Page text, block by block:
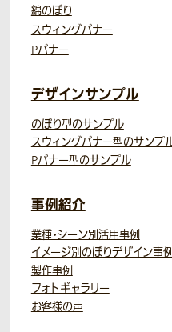
綿のぼり
スウィングバナー
Pバナー
デザインサンプル
のぼり型のサンプル
スウィングバナー型のサンプ
Pバナー型のサンプル
事例紹介
業種・シーン別活用事例
イメージ別のぼりデザイン事例
製作事例
フォトギャラリー
お客様の声